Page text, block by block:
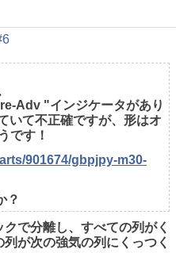
Adv "インジケータがあり
いて不正確ですが、形はオ
です！
901674/gbpjpy-m30-
？
で分離し、すべての列がく
列が次の強気の列にくっつく